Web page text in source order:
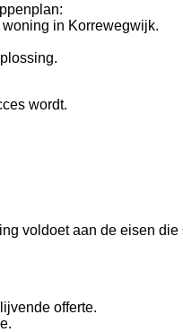
in Korrewegwijk.
wordt.
voldoet aan de eisen die
offerte.